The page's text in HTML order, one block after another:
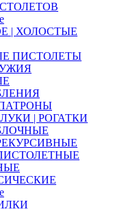
| ХОЛОСТЫЕ
ПИСТОЛЕТЫ
| РОГАТКИ